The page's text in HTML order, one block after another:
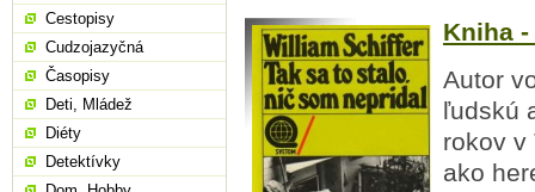
Kniha
Autor
ľudskú
rokov v
ako
Cestopisy
Cudzojazyčná
Časopisy
Deti, Mládež
Diéty
Detektívky